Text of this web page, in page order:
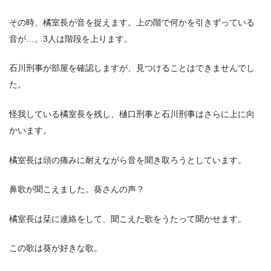
その時、橘室長が音を捉えます。上の階で何かを引きずっている
音が…。3人は階段を上ります。
石川刑事が部屋を確認しますが、見つけることはできませんでし
た。
怪我している橘室長を残し、樋口刑事と石川刑事はさらに上に向
かいます。
橘室長は頭の痛みに耐えながら音を聞き取ろうとしています。
鼻歌が聞こえました。葵さんの声？
橘室長は栞に連絡をして、聞こえた歌をうたって聞かせます。
この歌は葵が好きな歌。